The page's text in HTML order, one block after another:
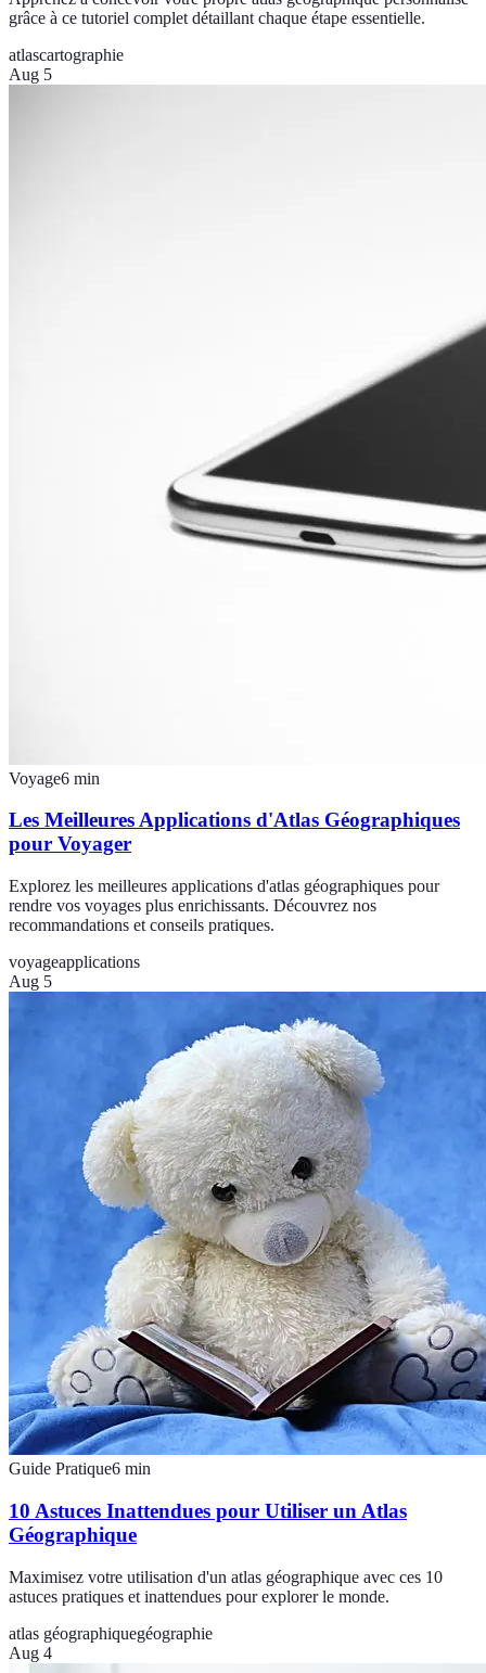
grâce à ce tutoriel complet détaillant chaque étape essentielle.
atlascartographie
Aug 5
Voyage6 min
Les Meilleures Applications d'Atlas Géographiques
pour Voyager
Explorez les meilleures applications d'atlas géographiques pour
rendre vos voyages plus enrichissants. Découvrez nos
recommandations et conseils pratiques.
voyageapplications
Aug 5
Guide Pratique6 min
10 Astuces Inattendues pour Utiliser un Atlas
Géographique
Maximisez votre utilisation d'un atlas géographique avec ces 10
astuces pratiques et inattendues pour explorer le monde.
atlas géographiquegéographie
Aug 4